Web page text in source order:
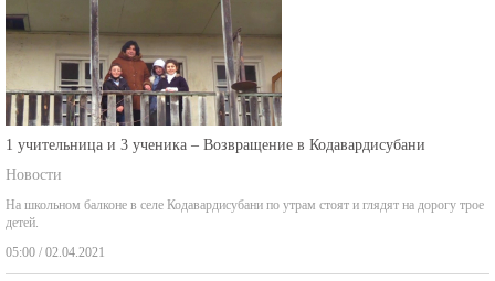
1 учительница и 3 ученика – Возвращение в Кодавардисубани
Новости
На школьном балконе в селе Кодавардисубани по утрам стоят и глядят на дорогу трое
детей.
05:00 / 02.04.2021